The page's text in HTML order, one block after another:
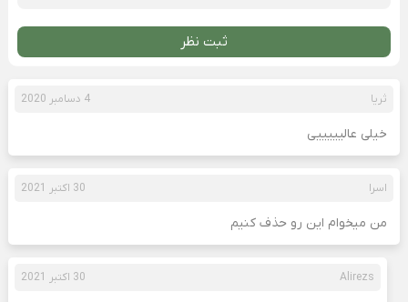
ثبت نظر
ثریا 4 دسامبر 2020
خیلی عالیییییی
اسرا 30 اکتبر 2021
من میخوام این رو حذف کنیم
Alirezs 30 اکتبر 2021